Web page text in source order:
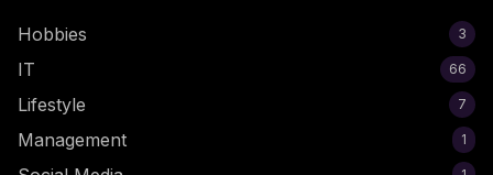
Hobbies 3
IT 66
Lifestyle 7
Management 1